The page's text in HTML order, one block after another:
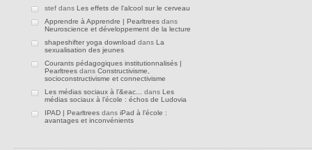
stef dans Les effets de l'alcool sur le cerveau
Apprendre à Apprendre | Pearltrees dans
Neuroscience et développement de la lecture
shapeshifter yoga download dans La
sexualisation des jeunes
Courants pédagogiques institutionnalisés |
Pearltrees dans Constructivisme,
socioconstructivisme et connectivisme
Les médias sociaux à l’&eac...
dans Les
médias sociaux à l’école : échos de Ludovia
IPAD | Pearltrees dans iPad à l’école :
avantages et inconvénients